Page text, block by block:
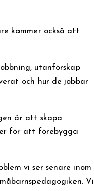
kommer också att
utanförskap
och hur de jobbar
är att skapa
för att förebygga
vi ser senare inom
Vi